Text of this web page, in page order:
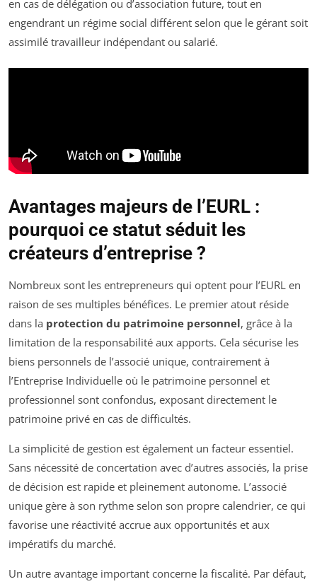
en cas de délégation ou d’association future, tout en
engendrant un régime social différent selon que le gérant soit
assimilé travailleur indépendant ou salarié.
Avantages majeurs de l’EURL :
pourquoi ce statut séduit les
créateurs d’entreprise ?
Nombreux sont les entrepreneurs qui optent pour l’EURL en
raison de ses multiples bénéfices. Le premier atout réside
dans la protection du patrimoine personnel, grâce à la
limitation de la responsabilité aux apports. Cela sécurise les
biens personnels de l’associé unique, contrairement à
l’Entreprise Individuelle où le patrimoine personnel et
professionnel sont confondus, exposant directement le
patrimoine privé en cas de difficultés.
La simplicité de gestion est également un facteur essentiel.
Sans nécessité de concertation avec d’autres associés, la prise
de décision est rapide et pleinement autonome. L’associé
unique gère à son rythme selon son propre calendrier, ce qui
favorise une réactivité accrue aux opportunités et aux
impératifs du marché.
Un autre avantage important concerne la fiscalité. Par défaut,